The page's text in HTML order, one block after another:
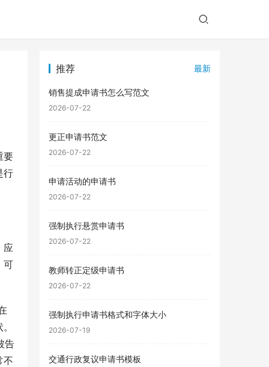
要
行
应
可
告
不
推荐 最新
销售提成申请书怎么写范文
2026-07-22
更正申请书范文
2026-07-22
申请活动的申请书
2026-07-22
强制执行悬赏申请书
2026-07-22
教师转正定级申请书
2026-07-22
强制执行申请书格式和字体大小
2026-07-19
交通行政复议申请书模板